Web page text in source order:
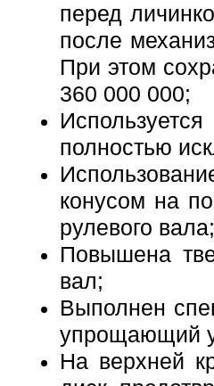
перед
после
При этом
360 000 000;
полностью
конусом на
рулевого вала;
Повышена
вал;
Выполнен
упрощающий
На верхней